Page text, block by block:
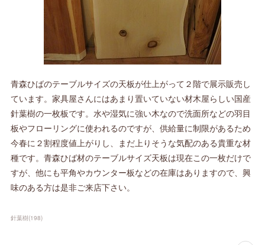
青森ひばのテーブルサイズの天板が仕上がって２階で展示販売し
ています。家具屋さんにはあまり置いていない材木屋らしい国産
針葉樹の一枚板です。水や湿気に強い木なので洗面所などの羽目
板やフローリングに使われるのですが、供給量に制限があるため
今春に２割程度値上がりし、まだ上りそうな気配のある貴重な材
種です。青森ひば材のテーブルサイズ天板は現在この一枚だけで
すが、他にも平角やカウンター板などの在庫はありますので、興
味のある方は是非ご来店下さい。
針葉樹(198)